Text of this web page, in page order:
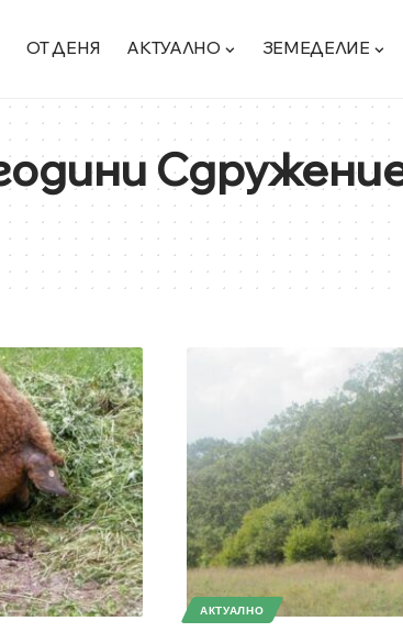
ОТ ДЕНЯ АКТУАЛНО ЗЕМЕДЕЛИЕ
години
АКТУАЛНО